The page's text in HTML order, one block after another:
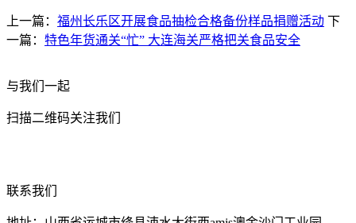
上一篇： 福州长乐区开展食品抽检合格备份样品捐赠活动 下
一篇： 特色年货通关“忙” 大连海关严格把关食品安全
与我们一起
扫描二维码关注我们
联系我们